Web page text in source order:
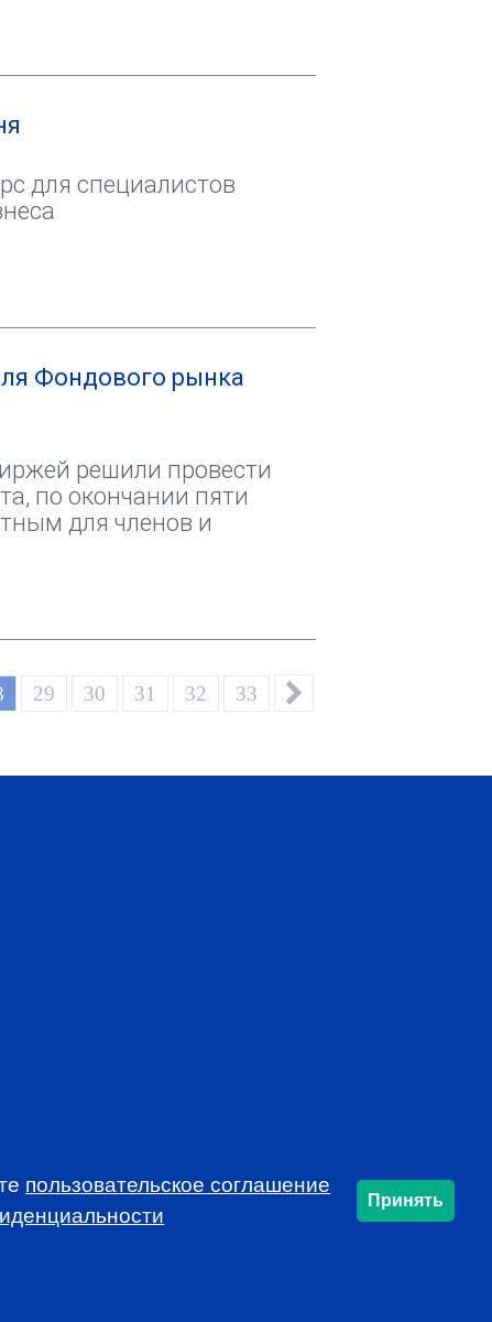
для специалистов
Фондового рынка
решили провести
по окончании пяти
для членов и
29 30 31 32 33
пользовательское соглашение
Принять